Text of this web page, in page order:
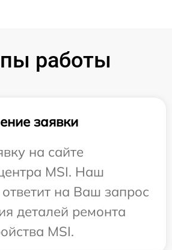
работы
заявки
на сайте
MSI. Наш
ответит на Ваш запрос
деталей ремонта
MSI.